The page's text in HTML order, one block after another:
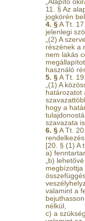
„Alapító
11. § Az
jogkörén
4. § A Tt.
jelenlegi
„(2) A
részének a
nem lakás
használó
5. § A Tt.
„(1) A
határozatot
hogy a
szavazata
6. § A Tt.
[20. § (1) A
a)
„b)
megbízottja
valamint a
nélkül,
c) a